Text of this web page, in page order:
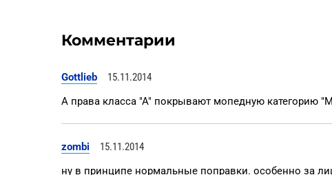
Комментарии
Gottlieb
15.11.2014
А права класса "А" покрывают мопедную категорию
zombi
15.11.2014
ну в принципе нормальные поправки. особенно за